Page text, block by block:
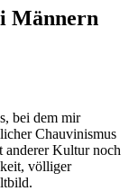
Männern
bei dem mir
Chauvinismus
anderer Kultur noch
völliger